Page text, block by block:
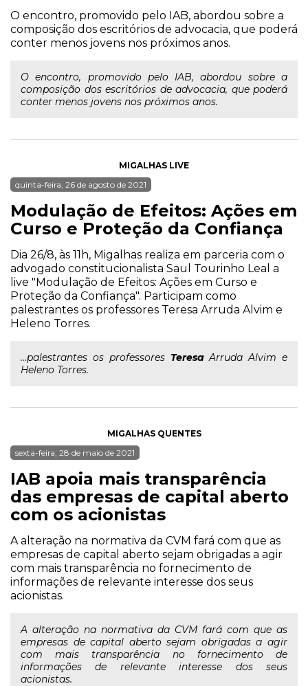
O encontro, promovido pelo IAB, abordou sobre a
composição dos escritórios de advocacia, que poderá
conter menos jovens nos próximos anos.
O encontro, promovido pelo IAB, abordou sobre a
composição dos escritórios de advocacia, que poderá
conter menos jovens nos próximos anos.
MIGALHAS LIVE
quinta-feira, 26 de agosto de 2021
Modulação de Efeitos: Ações em
Curso e Proteção da Confiança
Dia 26/8, às 11h, Migalhas realiza em parceria com o
advogado constitucionalista Saul Tourinho Leal a
live "Modulação de Efeitos: Ações em Curso e
Proteção da Confiança". Participam como
palestrantes os professores Teresa Arruda Alvim e
Heleno Torres.
...palestrantes os professores TeresaArruda Alvim e
Heleno Torres.
MIGALHAS QUENTES
sexta-feira, 28 de maio de 2021
IAB apoia mais transparência
das empresas de capital aberto
com os acionistas
A alteração na normativa da CVM fará com que as
empresas de capital aberto sejam obrigadas a agir
com mais transparência no fornecimento de
informações de relevante interesse dos seus
acionistas.
A alteração na normativa da CVM fará com que as
empresas de capital aberto sejam obrigadas a agir
com mais transparência no fornecimento de
informações de relevante interesse dos seus
acionistas.